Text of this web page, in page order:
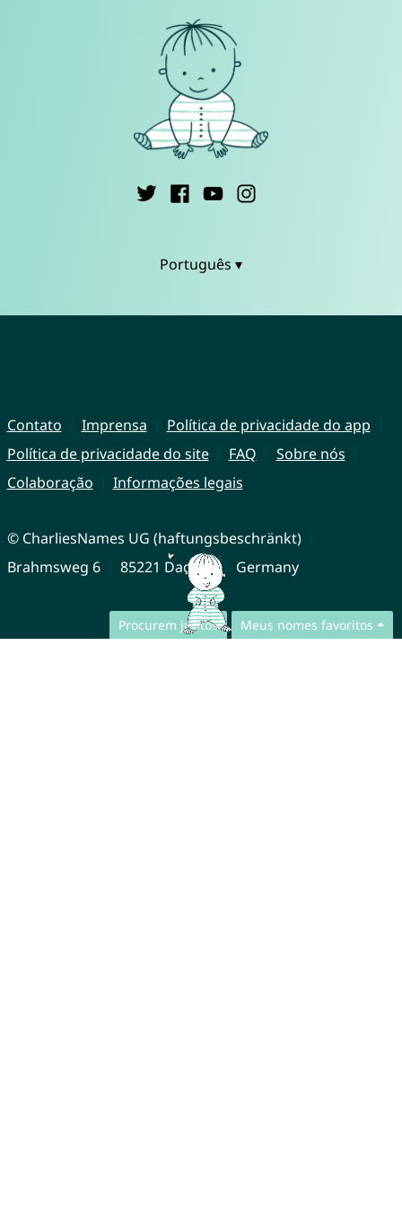
Procurem juntos Meus nomes favoritos
Português ▾
Contato Imprensa
Política de privacidade do app
Política de privacidade do site
FAQ
Sobre nós
Colaboração
Informações legais
© CharliesNames UG (haftungsbeschränkt)
Brahmsweg 6
85221 Dachau Germany